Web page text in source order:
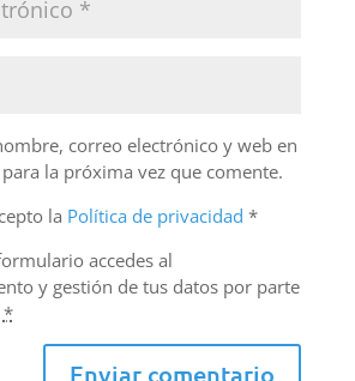
correo electrónico y web en
la próxima vez que comente.
la Política de privacidad *
accedes al
y gestión de tus datos por parte
*